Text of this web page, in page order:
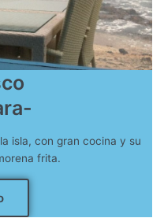
isla, con gran cocina y su
frita.